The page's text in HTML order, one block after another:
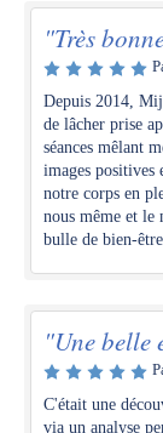
"Très
Depuis 2014,
de lâcher prise
séances mêlant
images positives
notre corps en
nous même et le
bulle de bien-
"Une belle
C'était une
via un analyse